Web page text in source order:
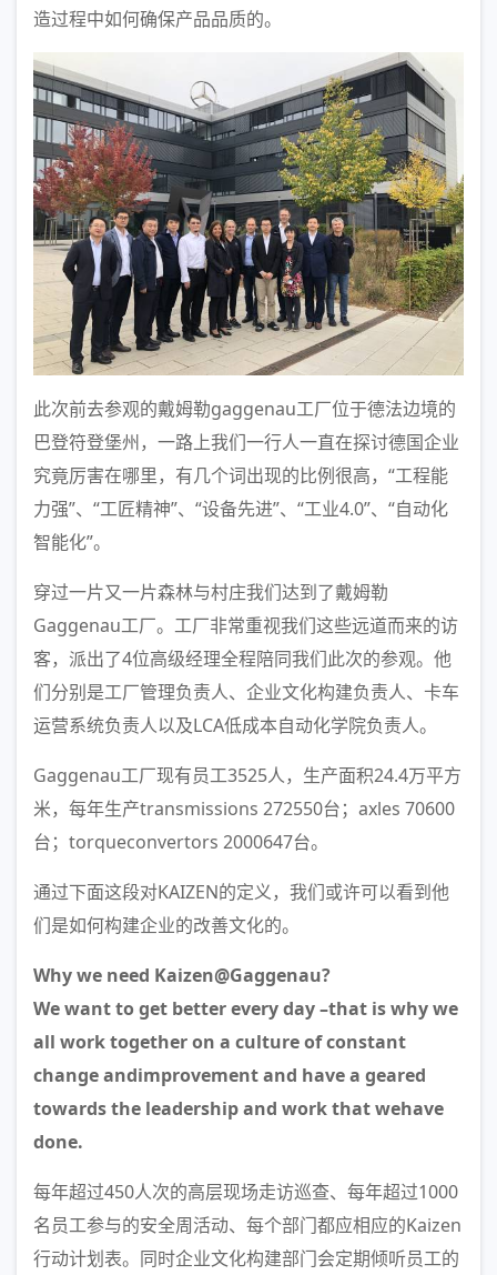
造过程中如何确保产品品质的。
此次前去参观的戴姆勒gaggenau工厂位于德法边境的
巴登符登堡州，一路上我们一行人一直在探讨德国企业
究竟厉害在哪里，有几个词出现的比例很高，“工程能
力强”、“工匠精神”、“设备先进”、“工业4.0”、“自动化
智能化”。
穿过一片又一片森林与村庄我们达到了戴姆勒
Gaggenau工厂。工厂非常重视我们这些远道而来的访
客，派出了4位高级经理全程陪同我们此次的参观。他
们分别是工厂管理负责人、企业文化构建负责人、卡车
运营系统负责人以及LCA低成本自动化学院负责人。
Gaggenau工厂现有员工3525人，生产面积24.4万平方
米，每年生产transmissions 272550台；axles 70600
台；torqueconvertors 2000647台。
通过下面这段对KAIZEN的定义，我们或许可以看到他
们是如何构建企业的改善文化的。
Why we need Kaizen@Gaggenau?
We want to get better every day –that is why we
all work together on a culture of constant
change andimprovement and have a geared
towards the leadership and work that wehave
done.
每年超过450人次的高层现场走访巡查、每年超过1000
名员工参与的安全周活动、每个部门都应相应的Kaizen
行动计划表。同时企业文化构建部门会定期倾听员工的